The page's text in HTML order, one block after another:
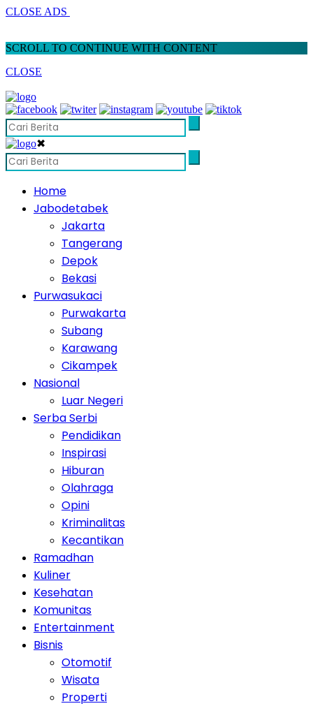
CLOSE ADS
SCROLL TO CONTINUE WITH CONTENT
CLOSE
✖
Home
Jabodetabek
Jakarta
Tangerang
Depok
Bekasi
Purwasukaci
Purwakarta
Subang
Karawang
Cikampek
Nasional
Luar Negeri
Serba Serbi
Pendidikan
Inspirasi
Hiburan
Olahraga
Opini
Kriminalitas
Kecantikan
Ramadhan
Kuliner
Kesehatan
Komunitas
Entertainment
Bisnis
Otomotif
Wisata
Properti